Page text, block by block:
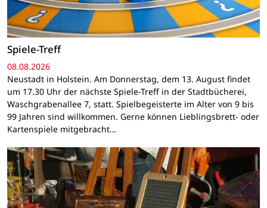
Spiele-Treff
08.08.2026
Neustadt in Holstein. Am Donnerstag, dem 13. August findet
um 17.30 Uhr der nächste Spiele-Treff in der Stadtbücherei,
Waschgrabenallee 7, statt. Spielbegeisterte im Alter von 9 bis
99 Jahren sind willkommen. Gerne können Lieblingsbrett- oder
Kartenspiele mitgebracht…